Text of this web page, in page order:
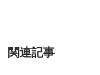
関連記事